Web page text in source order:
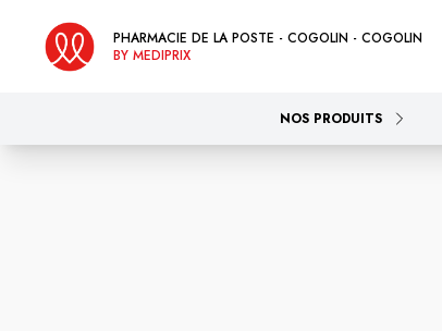
PHARMACIE DE LA POSTE - COGOLIN - COGOLIN
BY MEDIPRIX
NOS PRODUITS